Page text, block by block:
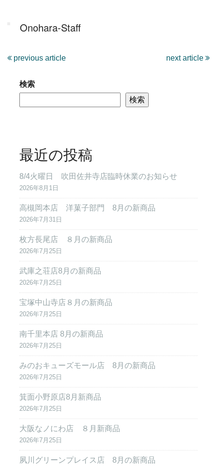
Onohara-Staff
previous article next article
検索
検索
最近の投稿
8/4火曜日 吹田佐井寺店臨時休業のお知らせ
2026年8月1日
高槻岡本店 洋菓子部門 8月の新商品
2026年7月31日
枚方長尾店 ８月の新商品
2026年7月25日
武庫之荘店8月の新商品
2026年7月25日
宝塚中山寺店８月の新商品
2026年7月25日
南千里本店 8月の新商品
2026年7月25日
みのおキューズモール店 8月の新商品
2026年7月25日
箕面小野原店8月新商品
2026年7月25日
大阪なノにわ店 ８月新商品
2026年7月25日
夙川グリーンプレイス店 8月の新商品